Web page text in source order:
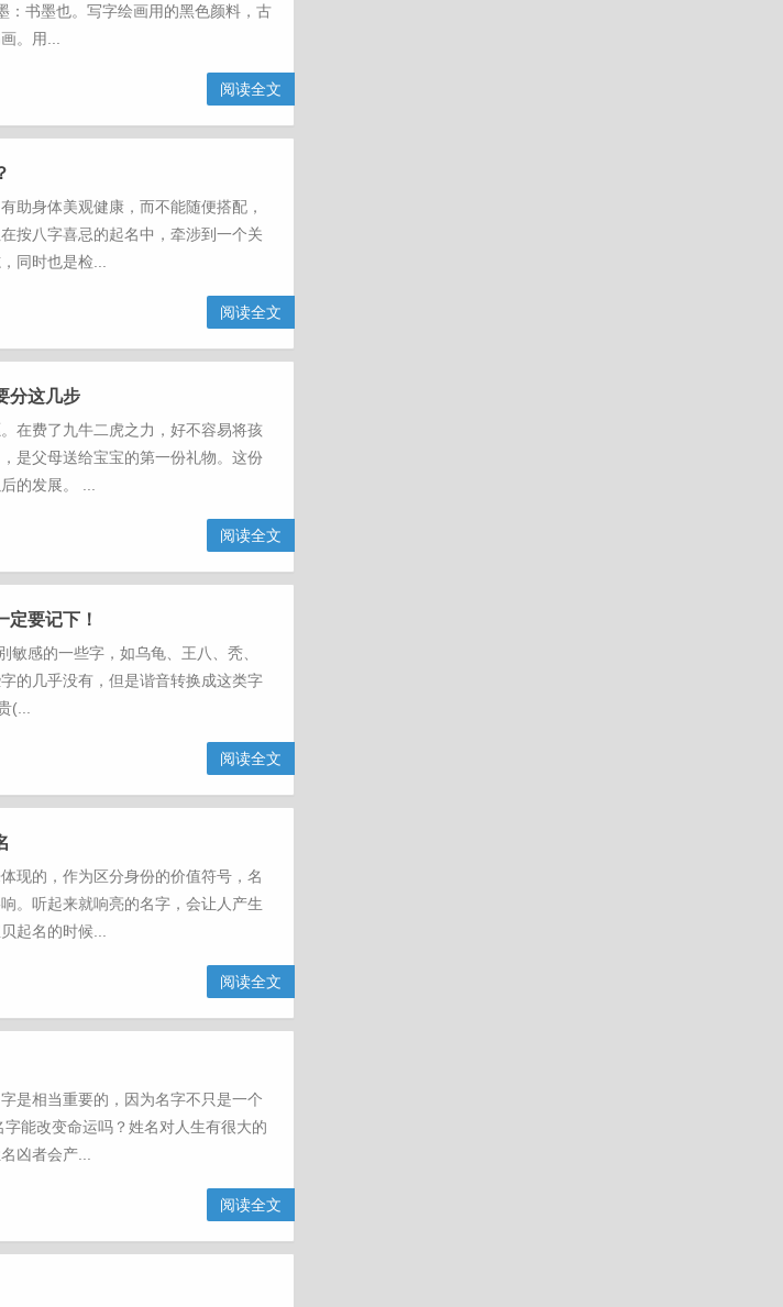
：书墨也。写字绘画用的黑色颜料，古
。用...
阅读全文
助身体美观健康，而不能随便搭配，
按八字喜忌的起名中，牵涉到一个关
同时也是检...
阅读全文
分这几步
在费了九牛二虎之力，好不容易将孩
是父母送给宝宝的第一份礼物。这份
的发展。 ...
阅读全文
要记下！
敏感的一些字，如乌龟、王八、秃、
的几乎没有，但是谐音转换成这类字
(...
阅读全文
现的，作为区分身份的价值符号，名
。听起来就响亮的名字，会让人产生
起名的时候...
阅读全文
是相当重要的，因为名字不只是一个
能改变命运吗？姓名对人生有很大的
凶者会产...
阅读全文